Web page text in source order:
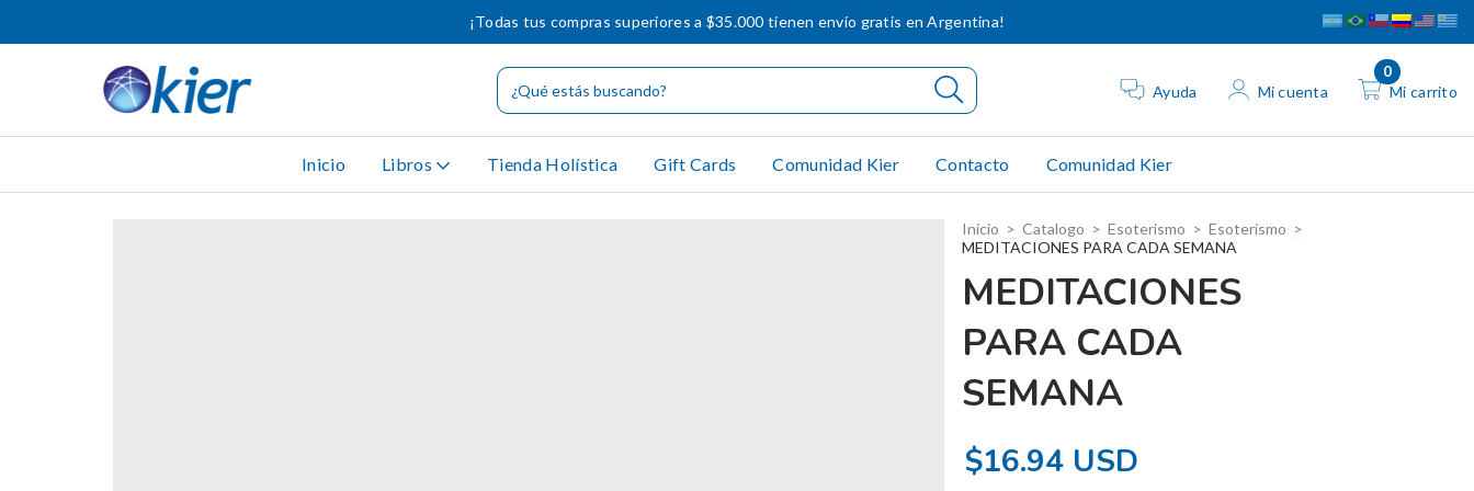
¡Todas tus compras superiores a $35.000 tienen envío gratis en Argentina!
Ayuda Mi cuenta Mi carrito
0
Inicio Libros Tienda Holística Gift Cards Comunidad Kier Contacto Comunidad Kier
Inicio > Catalogo > Esoterismo > Esoterismo >
MEDITACIONES PARA CADA SEMANA
MEDITACIONES
PARA CADA
SEMANA
$16.94 USD